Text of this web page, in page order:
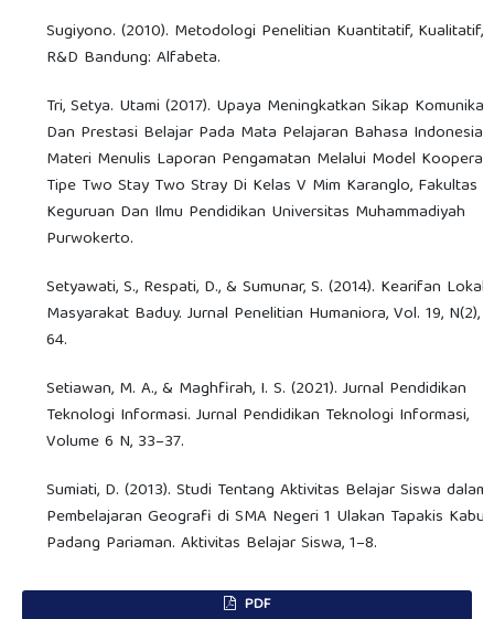
Sugiyono. (2010). Metodologi Penelitian Kuantitatif, Kualitatif,
R&D Bandung: Alfabeta.
Tri, Setya. Utami (2017). Upaya Meningkatkan Sikap
Dan Prestasi Belajar Pada Mata Pelajaran Bahasa Indonesia
Materi Menulis Laporan Pengamatan Melalui Model
Tipe Two Stay Two Stray Di Kelas V Mim Karanglo, Fakultas
Keguruan Dan Ilmu Pendidikan Universitas Muhammadiyah
Purwokerto.
Setyawati, S., Respati, D., & Sumunar, S. (2014). Kearifan Lokal
Masyarakat Baduy. Jurnal Penelitian Humaniora, Vol. 19, N(2),
64.
Setiawan, M. A., & Maghfirah, I. S. (2021). Jurnal Pendidikan
Teknologi Informasi. Jurnal Pendidikan Teknologi Informasi,
Volume 6 N, 33–37.
Sumiati, D. (2013). Studi Tentang Aktivitas Belajar Siswa dalam
Pembelajaran Geografi di SMA Negeri 1 Ulakan Tapakis
Padang Pariaman. Aktivitas Belajar Siswa, 1–8.
PDF